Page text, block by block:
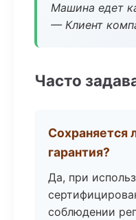
Машина едет
— Клиент
Часто
Сохраняется
гарантия?
Да, при
соблюдении